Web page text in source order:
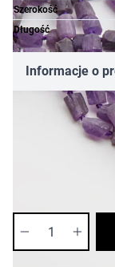
Szerokość
Długość
Informacje o
11,08 zł
Cena za opakowanie
Ilość w opakowaniu: 4